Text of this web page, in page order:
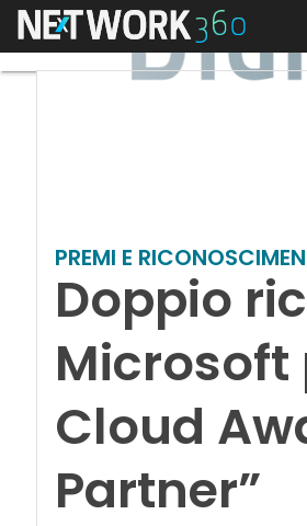
Menu
PREMI E
Doppio
Microsoft
Cloud
Partner”